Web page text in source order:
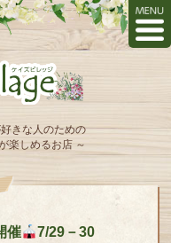
きな人のための
楽しめるお店 ～
催 7/29－30